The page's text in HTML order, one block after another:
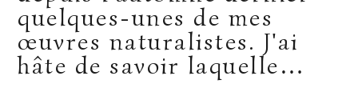
quelques-unes de mes
œuvres naturalistes. J'ai
hâte de savoir laquelle…